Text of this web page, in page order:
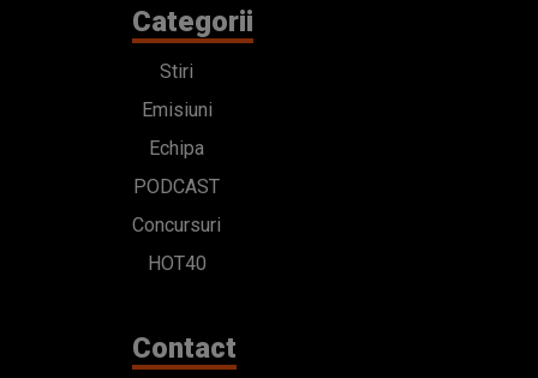
Categorii
Stiri
Emisiuni
Echipa
PODCAST
Concursuri
HOT40
Contact